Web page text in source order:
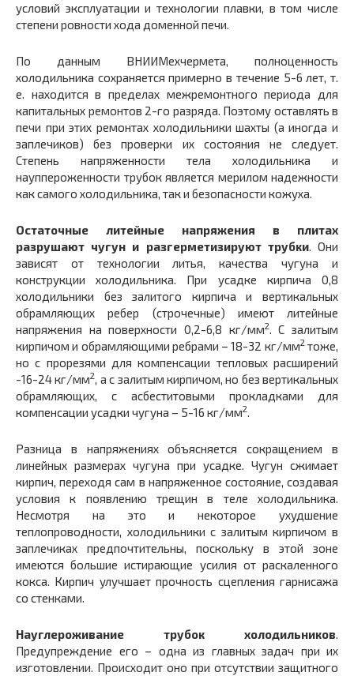
условий эксплуатации и технологии плавки, в том числе
степени ровности хода доменной печи.
По данным ВНИИМехчермета, полноценность
холодильника сохраняется примерно в течение 5-6 лет, т.
е. находится в пределах межремонтного периода для
капитальных ремонтов 2-го разряда. Поэтому оставлять в
печи при этих ремонтах холодильники шахты (а иногда и
заплечиков) без проверки их состояния не следует.
Степень напряженности тела холодильника и
науппероженности трубок является мерилом надежности
как самого холодильника, так и безопасности кожуха.
Остаточные литейные напряжения в плитах
разрушают чугун и разгерметизируют трубки. Они
зависят от технологии литья, качества чугуна и
конструкции холодильника. При усадке кирпича 0,8
холодильники без залитого кирпича и вертикальных
обрамляющих ребер (строчечные) имеют литейные
напряжения на поверхности 0,2-6,8 кг/мм2. С залитым
кирпичом и обрамляющими ребрами – 18-32 кг/мм2тоже,
но с прорезями для компенсации тепловых расширений
-16-24 кг/мм2, а с залитым кирпичом, но без вертикальных
обрамляющих, с асбеститовыми прокладками для
компенсации усадки чугуна – 5-16 кг/мм2.
Разница в напряжениях объясняется сокращением в
линейных размерах чугуна при усадке. Чугун сжимает
кирпич, переходя сам в напряженное состояние, создавая
условия к появлению трещин в теле холодильника.
Несмотря на это и некоторое ухудшение
теплопроводности, холодильники с залитым кирпичом в
заплечиках предпочтительны, поскольку в этой зоне
имеются большие истирающие усилия от раскаленного
кокса. Кирпич улучшает прочность сцепления гарнисажа
со стенками.
Науглероживание трубок холодильников.
Предупреждение его – одна из главных задач при их
изготовлении. Происходит оно при отсутствии защитного